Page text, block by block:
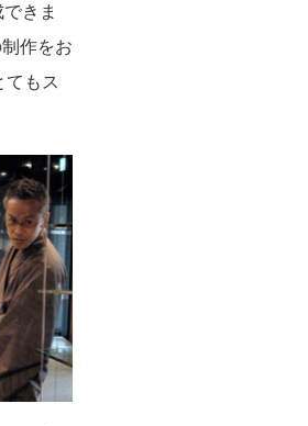
きま
作をお
てもス